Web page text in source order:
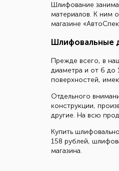
Шлифование
материалов. К ним
магазине
Шлифовальные
Прежде всего, в
диаметра и от 6 до
поверхностей,
Отдельного
конструкции,
другие. На всю
Купить
158 рублей,
магазина.